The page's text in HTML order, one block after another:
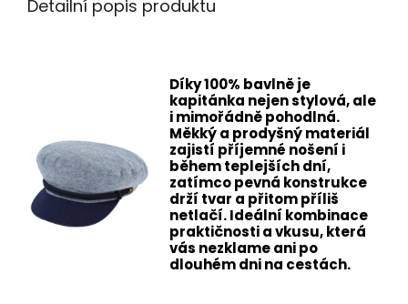
Detailní popis produktu
Díky 100% bavlně je
kapitánka nejen stylová, ale
i mimořádně pohodlná.
Měkký a prodyšný materiál
zajistí příjemné nošení i
během teplejších dní,
zatímco pevná konstrukce
drží tvar a přitom příliš
netlačí. Ideální kombinace
praktičnosti a vkusu, která
vás nezklame ani po
dlouhém dni na cestách.